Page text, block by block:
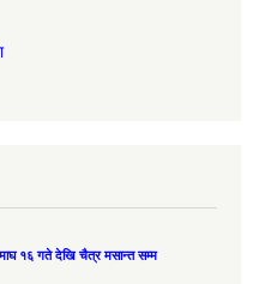
१६ गते देखि चैत्र मसान्त सम्म